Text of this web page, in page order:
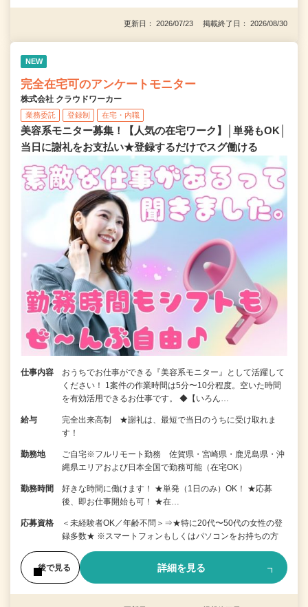
更新日： 2026/07/23 掲載終了日： 2026/08/30
NEW
完全在宅可のアンケートモニター
株式会社 クラウドワーカー
業務委託 登録制 在宅・内職
美容系モニター募集！【人気の在宅ワーク】│単発もOK│
当日に謝礼をお支払い★登録するだけでスグ働ける
仕事内容
おうちでお仕事ができる『美容系モニター』として活躍して
ください！ 1案件の作業時間は5分〜10分程度。空いた時間
を有効活用できるお仕事です。 ◆【いろん…
給与
完全出来高制 ★謝礼は、最短で当日のうちに受け取れま
す！
勤務地
ご自宅※フルリモート勤務 佐賀県・宮崎県・鹿児島県・沖
縄県エリアおよび日本全国で勤務可能（在宅OK）
勤務時間
好きな時間に働けます！ ★単発（1日のみ）OK！ ★応募
後、即お仕事開始も可！ ★在…
応募資格
＜未経験者OK／年齢不問＞⇒★特に20代〜50代の女性の登
録多数★ ※スマートフォンもしくはパソコンをお持ちの方
後で見る 詳細を見る